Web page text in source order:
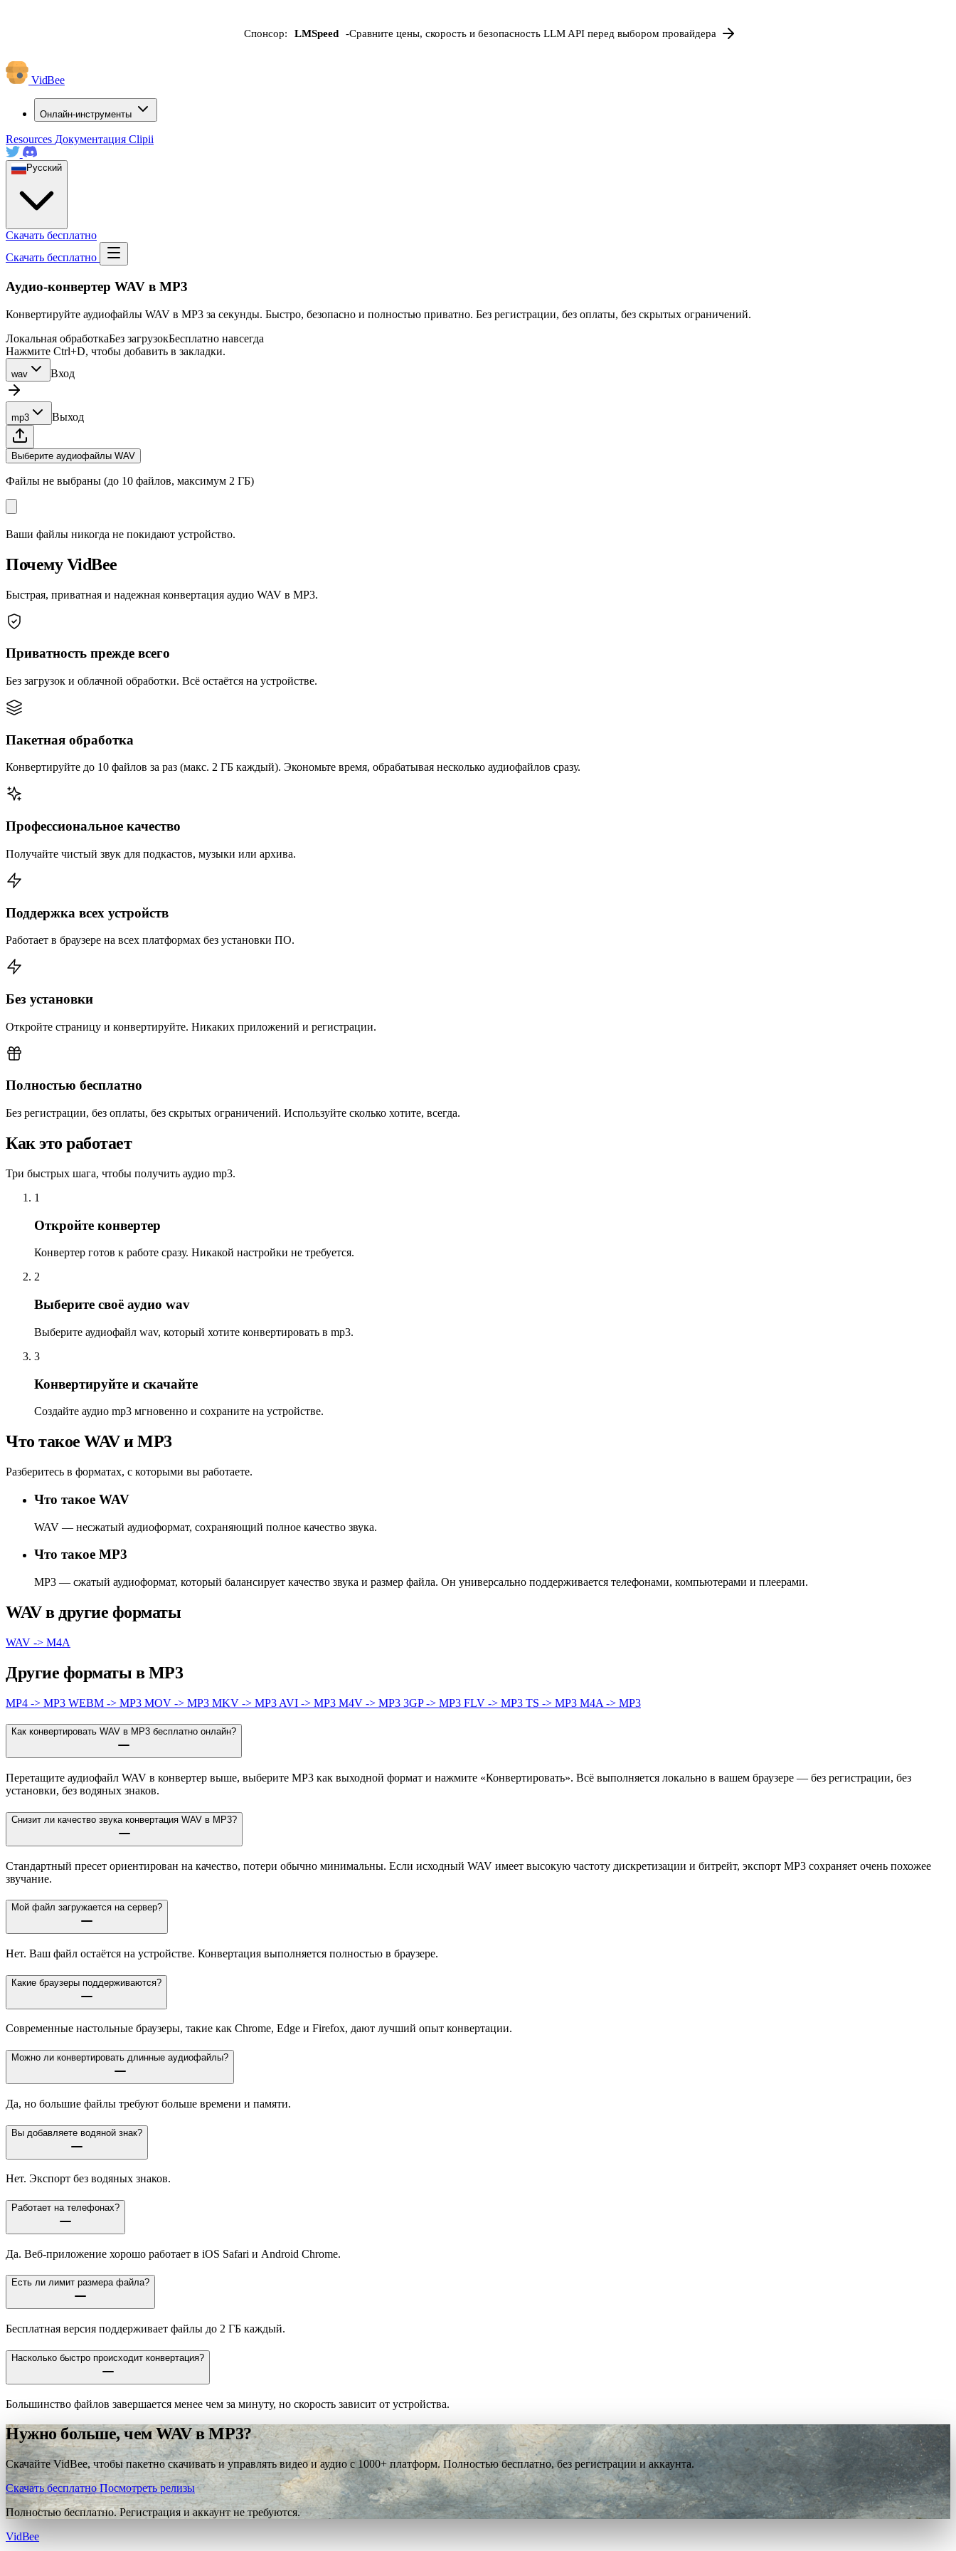
Спонсор: LMSpeed -Сравните цены, скорость и безопасность LLM API перед выбором провайдера
VidBee
Онлайн-инструменты
Resources Документация Clipii
Русский
Скачать бесплатно
Скачать бесплатно
Аудио-конвертер WAV в MP3
Конвертируйте аудиофайлы WAV в MP3 за секунды. Быстро, безопасно и полностью приватно. Без регистрации, без оплаты, без скрытых ограничений.
Локальная обработкаБез загрузокБесплатно навсегда
Нажмите Ctrl+D, чтобы добавить в закладки.
wav Вход
mp3 Выход
Выберите аудиофайлы WAV
Файлы не выбраны (до 10 файлов, максимум 2 ГБ)
Ваши файлы никогда не покидают устройство.
Почему VidBee
Быстрая, приватная и надежная конвертация аудио WAV в MP3.
Приватность прежде всего
Без загрузок и облачной обработки. Всё остаётся на устройстве.
Пакетная обработка
Конвертируйте до 10 файлов за раз (макс. 2 ГБ каждый). Экономьте время, обрабатывая несколько аудиофайлов сразу.
Профессиональное качество
Получайте чистый звук для подкастов, музыки или архива.
Поддержка всех устройств
Работает в браузере на всех платформах без установки ПО.
Без установки
Откройте страницу и конвертируйте. Никаких приложений и регистрации.
Полностью бесплатно
Без регистрации, без оплаты, без скрытых ограничений. Используйте сколько хотите, всегда.
Как это работает
Три быстрых шага, чтобы получить аудио mp3.
1
Откройте конвертер
Конвертер готов к работе сразу. Никакой настройки не требуется.
2
Выберите своё аудио wav
Выберите аудиофайл wav, который хотите конвертировать в mp3.
3
Конвертируйте и скачайте
Создайте аудио mp3 мгновенно и сохраните на устройстве.
Что такое WAV и MP3
Разберитесь в форматах, с которыми вы работаете.
Что такое WAV
WAV — несжатый аудиоформат, сохраняющий полное качество звука.
Что такое MP3
MP3 — сжатый аудиоформат, который балансирует качество звука и размер файла. Он универсально поддерживается телефонами, компьютерами и плеерами.
WAV в другие форматы
WAV -> M4A
Другие форматы в MP3
MP4 -> MP3 WEBM -> MP3 MOV -> MP3 MKV -> MP3 AVI -> MP3 M4V -> MP3 3GP -> MP3 FLV -> MP3 TS -> MP3 M4A -> MP3
Как конвертировать WAV в MP3 бесплатно онлайн?
Перетащите аудиофайл WAV в конвертер выше, выберите MP3 как выходной формат и нажмите «Конвертировать». Всё выполняется локально в вашем браузере — без регистрации, без
установки, без водяных знаков.
Снизит ли качество звука конвертация WAV в MP3?
Стандартный пресет ориентирован на качество, потери обычно минимальны. Если исходный WAV имеет высокую частоту дискретизации и битрейт, экспорт MP3 сохраняет очень похожее
звучание.
Мой файл загружается на сервер?
Нет. Ваш файл остаётся на устройстве. Конвертация выполняется полностью в браузере.
Какие браузеры поддерживаются?
Современные настольные браузеры, такие как Chrome, Edge и Firefox, дают лучший опыт конвертации.
Можно ли конвертировать длинные аудиофайлы?
Да, но большие файлы требуют больше времени и памяти.
Вы добавляете водяной знак?
Нет. Экспорт без водяных знаков.
Работает на телефонах?
Да. Веб-приложение хорошо работает в iOS Safari и Android Chrome.
Есть ли лимит размера файла?
Бесплатная версия поддерживает файлы до 2 ГБ каждый.
Насколько быстро происходит конвертация?
Большинство файлов завершается менее чем за минуту, но скорость зависит от устройства.
Нужно больше, чем WAV в MP3?
Скачайте VidBee, чтобы пакетно скачивать и управлять видео и аудио с 1000+ платформ. Полностью бесплатно, без регистрации и аккаунта.
Скачать бесплатно Посмотреть релизы
Полностью бесплатно. Регистрация и аккаунт не требуются.
VidBee